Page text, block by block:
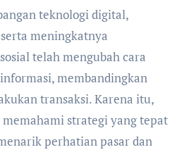
teknologi digital,
meningkatnya
telah mengubah cara
membandingkan
transaksi. Karena itu,
strategi yang tepat
perhatian pasar dan